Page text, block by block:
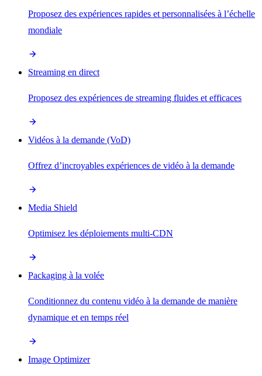
Proposez des expériences rapides et personnalisées à l’échelle
mondiale
Streaming en direct
Proposez des expériences de streaming fluides et efficaces
Vidéos à la demande (VoD)
Offrez d’incroyables expériences de vidéo à la demande
Media Shield
Optimisez les déploiements multi-CDN
Packaging à la volée
Conditionnez du contenu vidéo à la demande de manière
dynamique et en temps réel
Image Optimizer